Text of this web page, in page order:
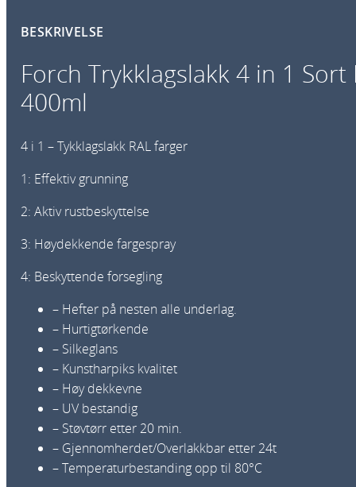
BESKRIVELSE
Forch Trykklagslakk 4 in 1 Sort
400ml
4 i 1 – Tykklagslakk RAL farger
1: Effektiv grunning
2: Aktiv rustbeskyttelse
3: Høydekkende fargespray
4: Beskyttende forsegling
– Hefter på nesten alle underlag.
– Hurtigtørkende
– Silkeglans
– Kunstharpiks kvalitet
– Høy dekkevne
– UV bestandig
– Støvtørr etter 20 min.
– Gjennomherdet/Overlakkbar etter 24t
– Temperaturbestanding opp til 80°C